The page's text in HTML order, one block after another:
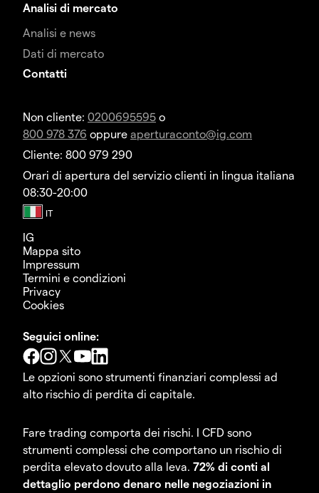
Analisi di mercato
Analisi e news
Dati di mercato
Contatti
Non cliente: 0200695595 o
800 978 376 oppure aperturaconto@ig.com
Cliente: 800 979 290
Orari di apertura del servizio clienti in lingua italiana
08:30-20:00
IG
Mappa sito
Impressum
Termini e condizioni
Privacy
Cookies
Seguici online:
Le opzioni sono strumenti finanziari complessi ad
alto rischio di perdita di capitale.
Fare trading comporta dei rischi. I CFD sono
strumenti complessi che comportano un rischio di
perdita elevato dovuto alla leva. 72% di conti al
dettaglio perdono denaro nelle negoziazioni in